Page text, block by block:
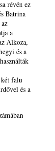
révén ez
Batrina
a
Álkoza,
és a
két falu
és a